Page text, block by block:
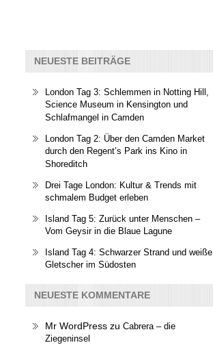
NEUESTE BEITRÄGE
London Tag 3: Schlemmen in Notting Hill,
Science Museum in Kensington und
Schlafmangel in Camden
London Tag 2: Über den Camden Market
durch den Regent’s Park ins Kino in
Shoreditch
Drei Tage London: Kultur & Trends mit
schmalem Budget erleben
Island Tag 5: Zurück unter Menschen –
Vom Geysir in die Blaue Lagune
Island Tag 4: Schwarzer Strand und weiße
Gletscher im Südosten
NEUESTE KOMMENTARE
Mr WordPresszu Cabrera – die
Ziegeninsel